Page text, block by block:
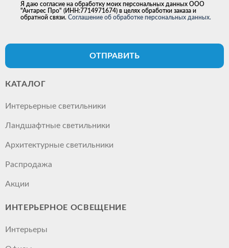
Я даю согласие на обработку моих персональных данных ООО
"Антарес Про" (ИНН:7714971674) в целях обработки заказа и
обратной связи. Соглашение об обработке персональных данных.
ОТПРАВИТЬ
КАТАЛОГ
Интерьерные светильники
Ландшафтные светильники
Архитектурные светильники
Распродажа
Акции
ИНТЕРЬЕРНОЕ ОСВЕЩЕНИЕ
Интерьеры